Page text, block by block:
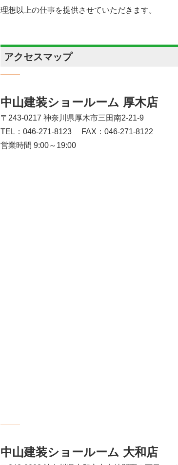
理想以上の仕事を提供させていただきます。
アクセスマップ
中山建装ショールーム 厚木店
〒243-0217 神奈川県厚木市三田南2-21-9
TEL：046-271-8123
FAX：046-271-8122
営業時間 9:00～19:00
中山建装ショールーム 大和店